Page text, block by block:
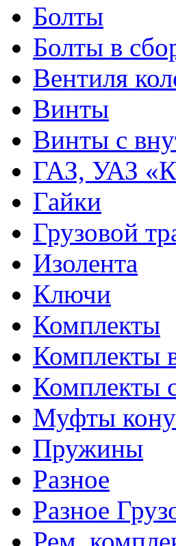
Болты
Болты в
Вентиля
Винты
Винты с
ГАЗ, УАЗ
Гайки
Грузовой
Изолента
Ключи
Комплекты
Комплекты
Комплекты
Муфты
Пружины
Разное
Разное